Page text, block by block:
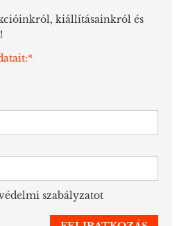
kiállításainkról és
szabályzatot